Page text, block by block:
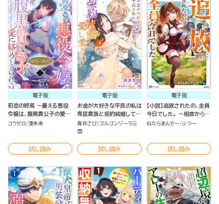
電子版
初恋の終焉 ～憂える悪役
令嬢は、腹黒貴公子の愛に
絡めとられる～ コミック版
コウゼロ 湊未来
試し読み
電子版
お金が大好きな平民の私は
卑屈貴族と契約結婚して愛
し愛されます コミック版
（4）
青井さび ゴルゴンゾーラ三
国
試し読み
電子版
【小説】追放されたの、全員
今日でした。 ～相席から始
まった仮パーティーが噛み
ねたらまんでー ふつー
試し読み